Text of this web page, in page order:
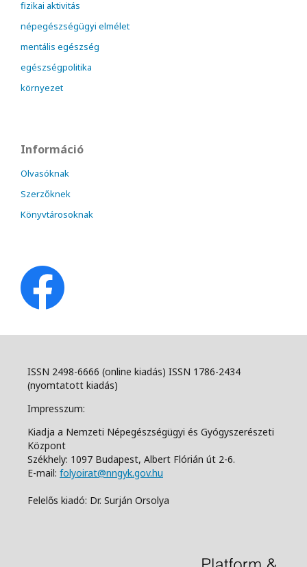
fizikai aktivitás
népegészségügyi elmélet
mentális egészség
egészségpolitika
környezet
Információ
Olvasóknak
Szerzőknek
Könyvtárosoknak
ISSN 2498-6666 (online kiadás) ISSN 1786-2434
(nyomtatott kiadás)
Impresszum:
Kiadja a Nemzeti Népegészségügyi és Gyógyszerészeti
Központ
Székhely: 1097 Budapest, Albert Flórián út 2-6.
E-mail: folyoirat@nngyk.gov.hu
Felelős kiadó: Dr. Surján Orsolya